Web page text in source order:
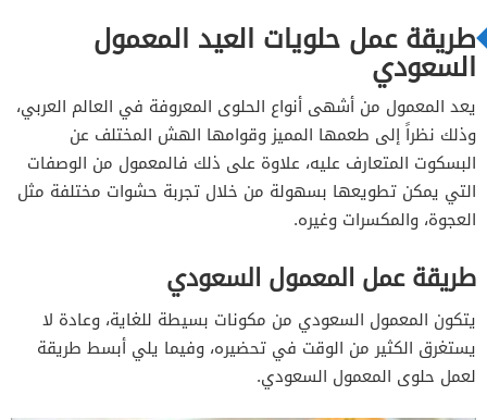
طريقة عمل حلويات العيد المعمول
السعودي
يعد المعمول من أشهى أنواع الحلوى المعروفة في العالم العربي،
وذلك نظراً إلى طعمها المميز وقوامها الهش المختلف عن
البسكوت المتعارف عليه، علاوة على ذلك فالمعمول من الوصفات
التي يمكن تطويعها بسهولة من خلال تجربة حشوات مختلفة مثل
العجوة، والمكسرات وغيره.
طريقة عمل المعمول السعودي
يتكون المعمول السعودي من مكونات بسيطة للغاية، وعادة لا
يستغرق الكثير من الوقت في تحضيره، وفيما يلي أبسط طريقة
لعمل حلوى المعمول السعودي.